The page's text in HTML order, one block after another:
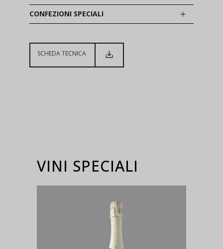
CONFEZIONI SPECIALI
SCHEDA TECNICA
VINI SPECIALI